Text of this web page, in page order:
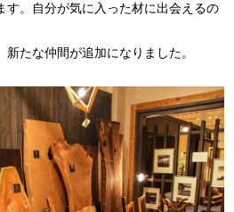
す。自分が気に入った材に出会えるの
たな仲間が追加になりました。